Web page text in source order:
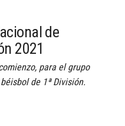
de
2021
para el grupo
de 1ª División.